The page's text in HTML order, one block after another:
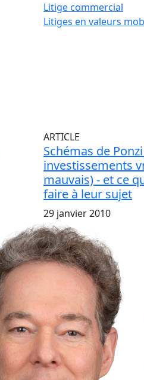
Litige commercial
Litiges en valeurs
ARTICLE
Schémas de
investissements
mauvais) - et ce
faire à leur sujet
29 janvier 2010